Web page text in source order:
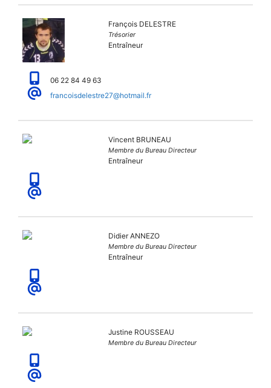
François DELESTRE
Trésorier
Entraîneur
06 22 84 49 63
francoisdelestre27@hotmail.fr
Vincent BRUNEAU
Membre du Bureau Directeur
Entraîneur
Didier ANNEZO
Membre du Bureau Directeur
Entraîneur
Justine ROUSSEAU
Membre du Bureau Directeur